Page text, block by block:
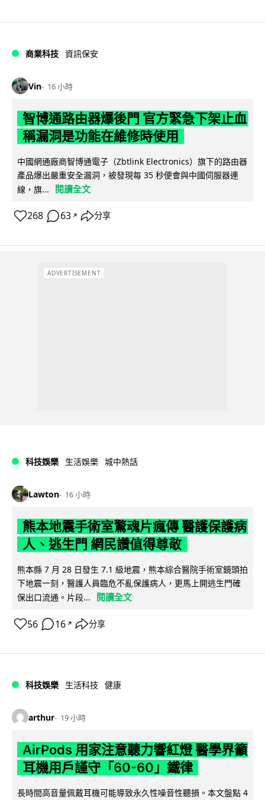
商業科技 資訊保安
Vin 16 小時
智博通路由器爆後門 官方緊急下架止血
稱漏洞是功能在維修時使用
中國網通廠商智博通電子（Zbtlink Electronics）旗下的路由器
產品爆出嚴重安全漏洞，被發現每 35 秒便會與中國伺服器連
線，旗...
閱讀全文
268 63 ↗ 分享
ADVERTISEMENT
科技娛樂 生活娛樂 城中熱話
Lawton 16 小時
熊本地震手術室驚魂片瘋傳 醫護保護病
人、逃生門 網民讚值得尊敬
熊本縣 7 月 28 日發生 7.1 級地震，熊本綜合醫院手術室鏡頭拍
下地震一刻，醫護人員臨危不亂保護病人，更馬上開逃生門確
保出口流通。片段...
閱讀全文
56 16 ↗ 分享
科技娛樂 生活科技 健康
arthur 19 小時
AirPods 用家注意聽力響紅燈 醫學界籲
耳機用戶謹守「60-60」鐵律
長時間高音量佩戴耳機可能導致永久性噪音性聽損。本文盤點 4